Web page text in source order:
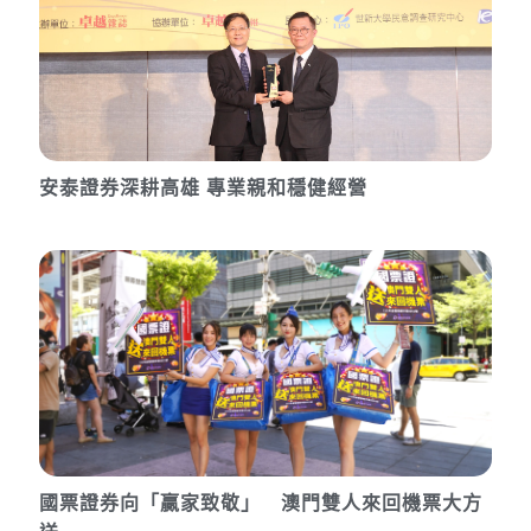
安泰證券深耕高雄 專業親和穩健經營
國票證券向「贏家致敬」 澳門雙人來回機票大方